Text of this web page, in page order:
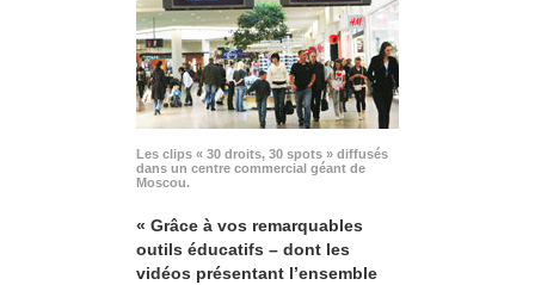
Les clips « 30 droits, 30 spots » diffusés
dans un centre commercial géant de
Moscou.
« Grâce à vos remarquables
outils éducatifs – dont les
vidéos présentant l’ensemble